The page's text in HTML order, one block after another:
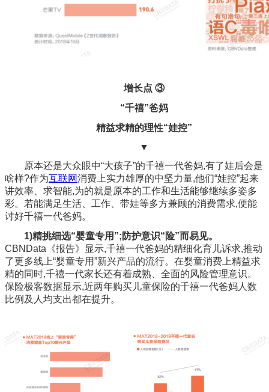
增长点 ③
“千禧”爸妈
精益求精的理性“娃控”
▼
原本还是大众眼中“大孩子”的千禧一代爸妈,有了娃后会是
啥样?作为互联网消费上实力雄厚的中坚力量,他们“娃控”起来
讲效率、求智能,为的就是原本的工作和生活能够继续多姿多
彩。若能满足生活、工作、带娃等多方兼顾的消费需求,便能
讨好千禧一代爸妈。
1)精挑细选“婴童专用”;防护意识“险”而易见。
CBNData《报告》显示,千禧一代爸妈的精细化育儿诉求,推动
了更多线上“婴童专用”新兴产品的流行。在婴童消费上精益求
精的同时,千禧一代家长还有着成熟、全面的风险管理意识。
保险极客数据显示,近两年购买儿童保险的千禧一代爸妈人数
比例及人均支出都在提升。